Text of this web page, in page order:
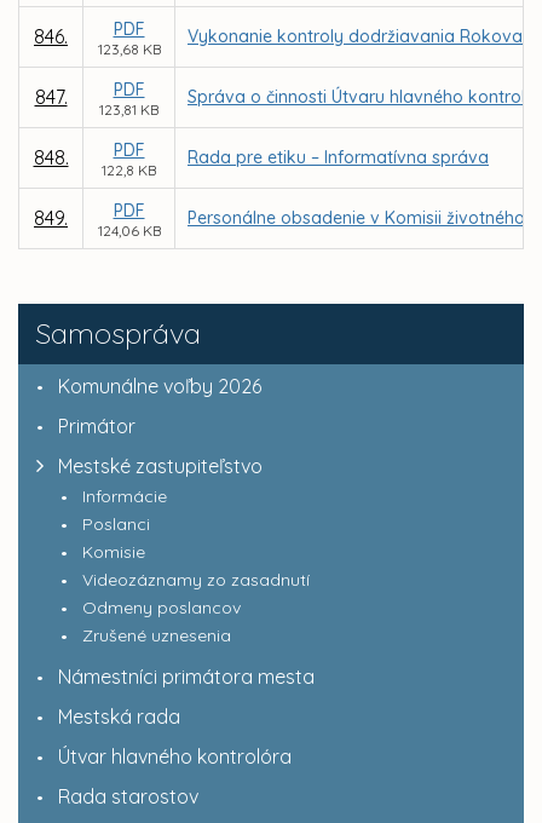
Samospráva
Komunálne voľby 2026
Primátor
Mestské zastupiteľstvo
Informácie
Poslanci
Komisie
Videozáznamy zo zasadnutí
Odmeny poslancov
Zrušené uznesenia
Námestníci primátora mesta
Mestská rada
Útvar hlavného kontrolóra
Rada starostov
846. PDF
123,68 KB
Vykonanie kontroly dodržiavania
847. PDF
123,81 KB
Správa o činnosti Útvaru hlavného
848. PDF
122,8 KB
Rada pre etiku – Informatívna správa
849. PDF
124,06 KB
Personálne obsadenie v Komisii životného